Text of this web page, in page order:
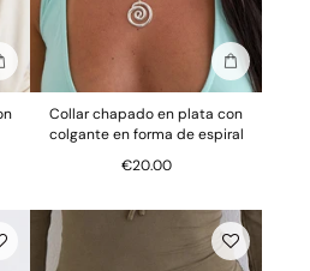
a la bolsa Añadir a la
Collar chapado en plata con
colgante en forma de espiral
€20.00